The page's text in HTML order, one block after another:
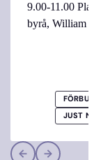
9.00-11.00
byrå, William
JUST